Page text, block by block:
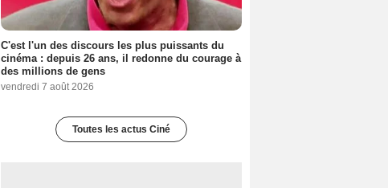
C'est l'un des discours les plus puissants du
cinéma : depuis 26 ans, il redonne du courage à
des millions de gens
vendredi 7 août 2026
Toutes les actus Ciné